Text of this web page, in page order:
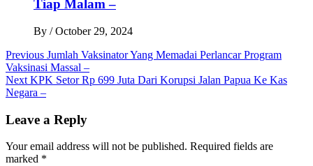
Tiap Malam –
By / October 29, 2024
Post
navigation
Previous Jumlah Vaksinator Yang Memadai Perlancar Program
Vaksinasi Massal –
Next KPK Setor Rp 699 Juta Dari Korupsi Jalan Papua Ke Kas
Negara –
Leave a Reply
Your email address will not be published. Required fields are
marked *